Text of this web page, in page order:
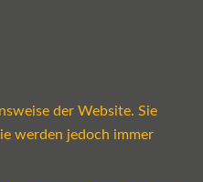
der Website. Sie
werden jedoch immer